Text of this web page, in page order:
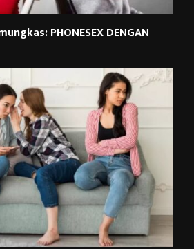
PHONESEX DENGAN